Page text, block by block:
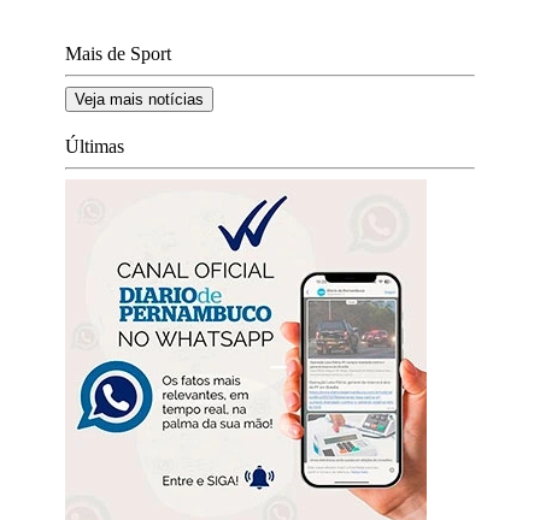
Mais de Sport
Veja mais notícias
Últimas